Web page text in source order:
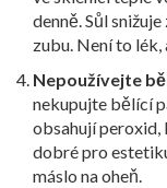
denně. Sůl
zubu. Není to
Nepoužívejte
nekupujte bělící
obsahují
dobré pro
máslo na oheň.